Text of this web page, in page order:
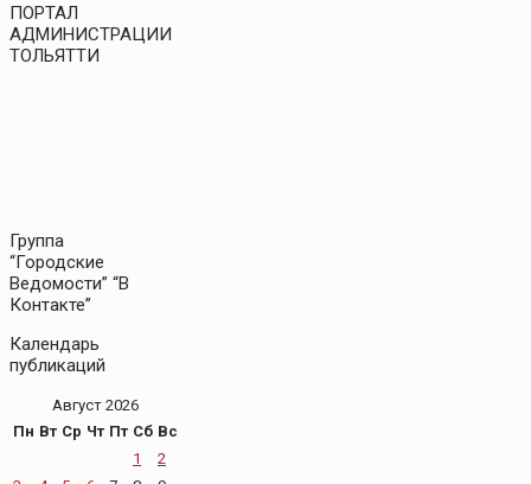
ПОРТАЛ
АДМИНИСТРАЦИИ
ТОЛЬЯТТИ
Группа
“Городские
Ведомости” “В
Контакте”
Календарь
публикаций
Август 2026
Пн Вт Ср Чт Пт Сб Вс
1
2